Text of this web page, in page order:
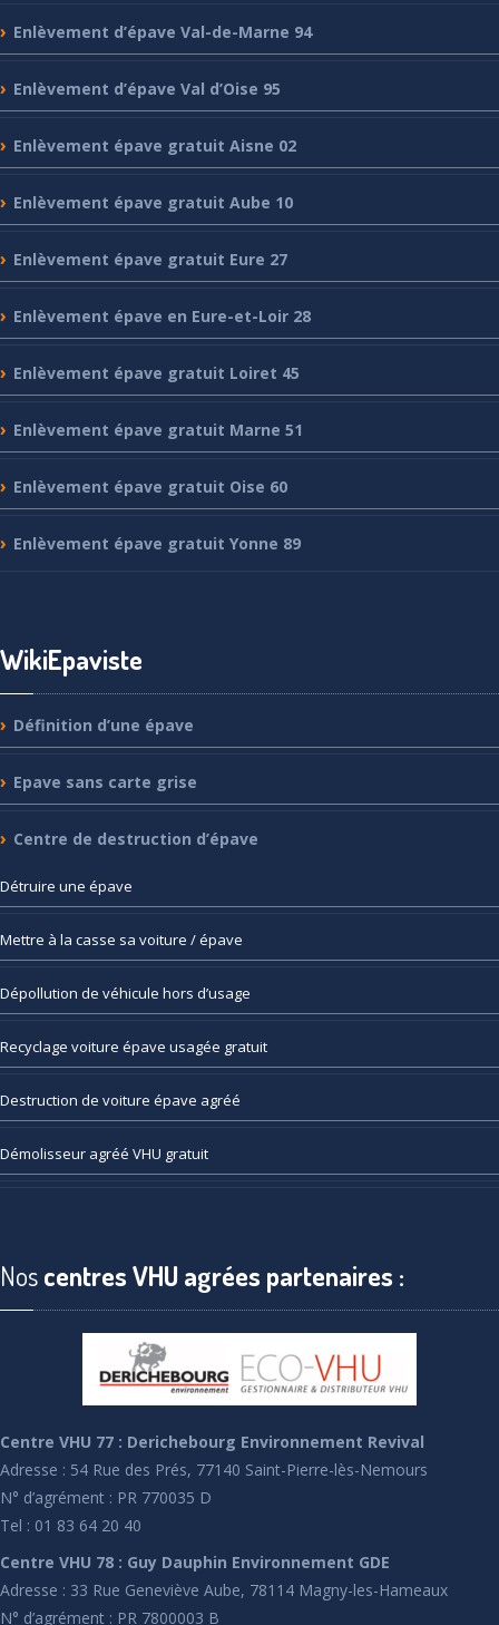
Enlèvement d’épave Val-de-Marne 94
Enlèvement d’épave Val d’Oise 95
Enlèvement épave gratuit Aisne 02
Enlèvement épave gratuit Aube 10
Enlèvement épave gratuit Eure 27
Enlèvement épave en Eure-et-Loir 28
Enlèvement épave gratuit Loiret 45
Enlèvement épave gratuit Marne 51
Enlèvement épave gratuit Oise 60
Enlèvement épave gratuit Yonne 89
WikiEpaviste
Définition d’une épave
Epave sans carte grise
Centre de destruction d’épave
Détruire une épave
Mettre à la casse sa voiture / épave
Dépollution de véhicule hors d’usage
Recyclage voiture épave usagée gratuit
Destruction de voiture épave agréé
Démolisseur agréé VHU gratuit
Noscentres VHU agrées partenaires :
Centre VHU 77 : Derichebourg Environnement Revival
Adresse : 54 Rue des Prés, 77140 Saint-Pierre-lès-Nemours
N° d’agrément : PR 770035 D
Tel : 01 83 64 20 40
Centre VHU 78 : Guy Dauphin Environnement GDE
Adresse : 33 Rue Geneviève Aube, 78114 Magny-les-Hameaux
N° d’agrément : PR 7800003 B